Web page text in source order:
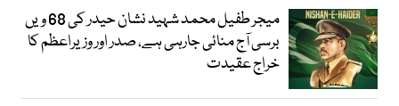
میجر طفیل محمد شہید نشان حیدر کی 68 ویں
برسی آج منائی جارہی ہے، صدر اور وزیراعظم کا
خراج عقیدت